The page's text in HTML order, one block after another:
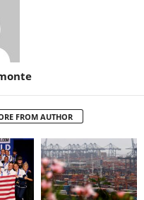
FROM AUTHOR